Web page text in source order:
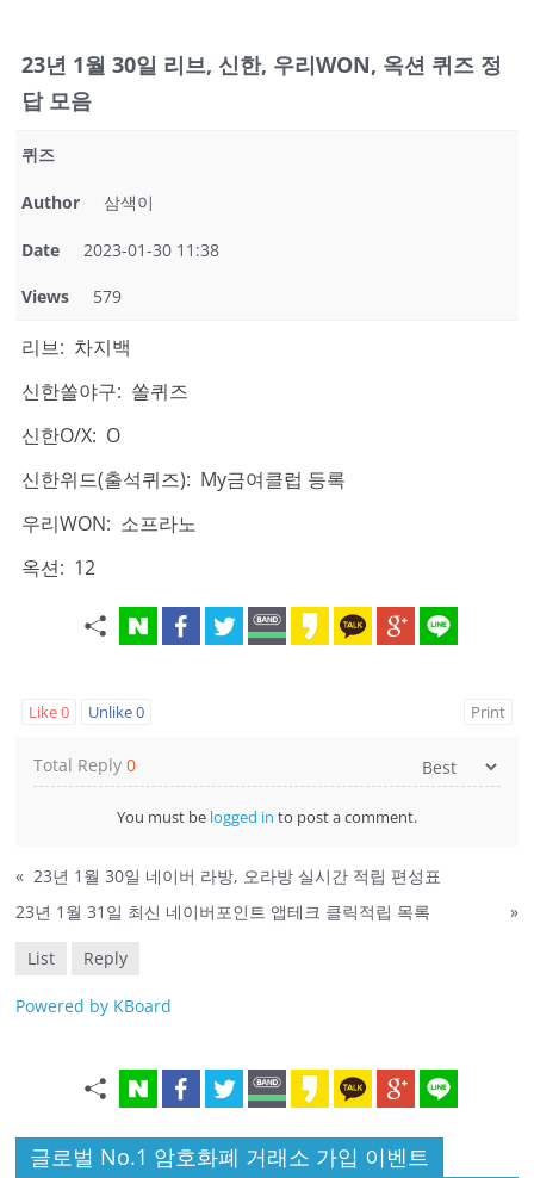
23년 1월 30일 리브, 신한, 우리WON, 옥션 퀴즈 정
답 모음
퀴즈
Author 삼색이
Date 2023-01-30 11:38
Views 579
리브: 차지백
신한쏠야구: 쏠퀴즈
신한O/X: O
신한위드(출석퀴즈): My금여클럽 등록
우리WON: 소프라노
옥션: 12
Like0 Unlike0 Print
Total Reply0
You must be logged in to post a comment.
« 23년 1월 30일 네이버 라방, 오라방 실시간 적립 편성표
23년 1월 31일 최신 네이버포인트 앱테크 클릭적립 목록
»
List Reply
Powered by KBoard
글로벌 No.1 암호화폐 거래소 가입 이벤트